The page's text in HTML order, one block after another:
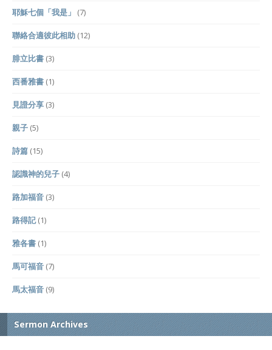
耶穌七個「我是」 (7)
聯絡合適彼此相助 (12)
腓立比書 (3)
西番雅書 (1)
見證分享 (3)
親子 (5)
詩篇 (15)
認識神的兒子 (4)
路加福音 (3)
路得記(1)
雅各書 (1)
馬可福音 (7)
馬太福音 (9)
Sermon Archives